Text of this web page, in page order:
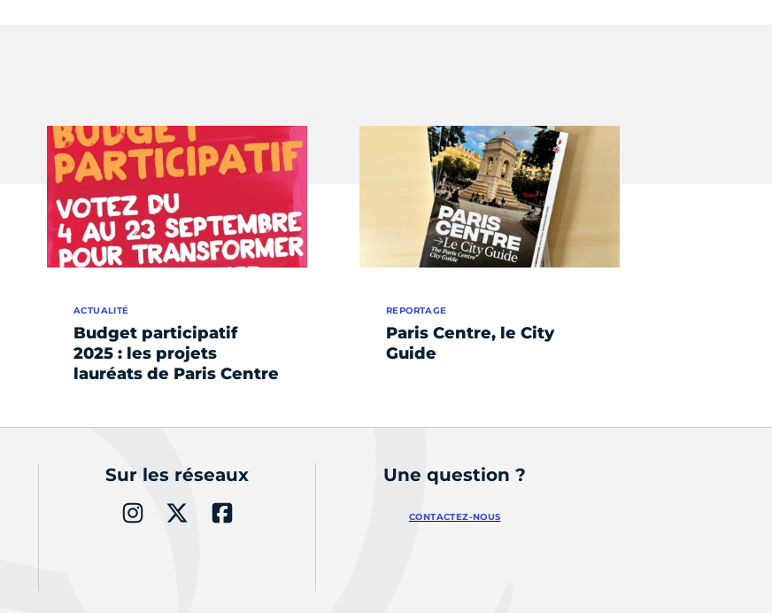
Budget participatif
2025 : les projets
lauréats de Paris Centre
ACTUALITÉ
Paris Centre, le City
Guide
REPORTAGE
Sur les réseaux Une question ?
CONTACTEZ-NOUS